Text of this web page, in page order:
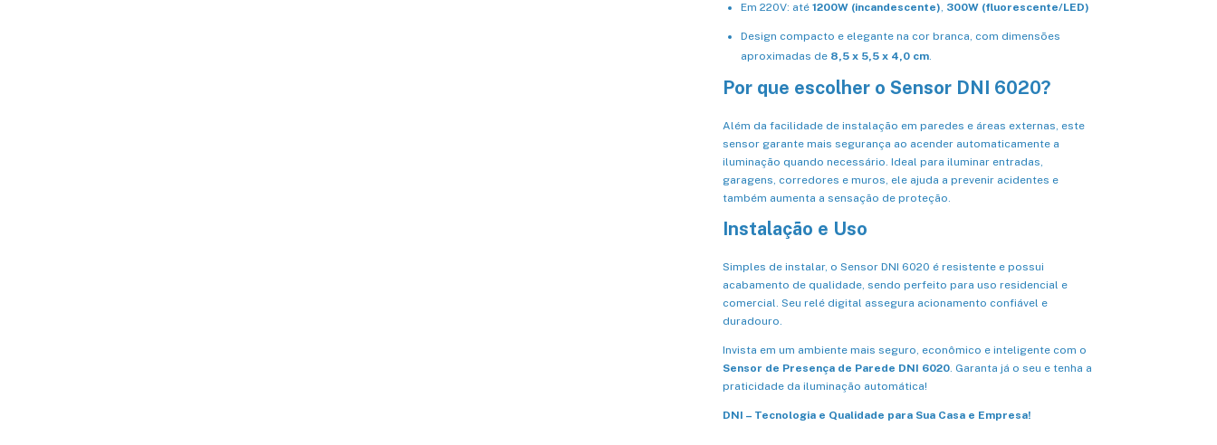
Em 220V: até 1200W (incandescente), 300W (fluorescente/LED)
Design compacto e elegante na cor branca, com dimensões
aproximadas de 8,5 x 5,5 x 4,0 cm.
Por que escolher o Sensor DNI 6020?
Além da facilidade de instalação em paredes e áreas externas, este
sensor garante mais segurança ao acender automaticamente a
iluminação quando necessário. Ideal para iluminar entradas,
garagens, corredores e muros, ele ajuda a prevenir acidentes e
também aumenta a sensação de proteção.
Instalação e Uso
Simples de instalar, o Sensor DNI 6020 é resistente e possui
acabamento de qualidade, sendo perfeito para uso residencial e
comercial. Seu relé digital assegura acionamento confiável e
duradouro.
Invista em um ambiente mais seguro, econômico e inteligente com o
Sensor de Presença de Parede DNI 6020. Garanta já o seu e tenha a
praticidade da iluminação automática!
DNI – Tecnologia e Qualidade para Sua Casa e Empresa!